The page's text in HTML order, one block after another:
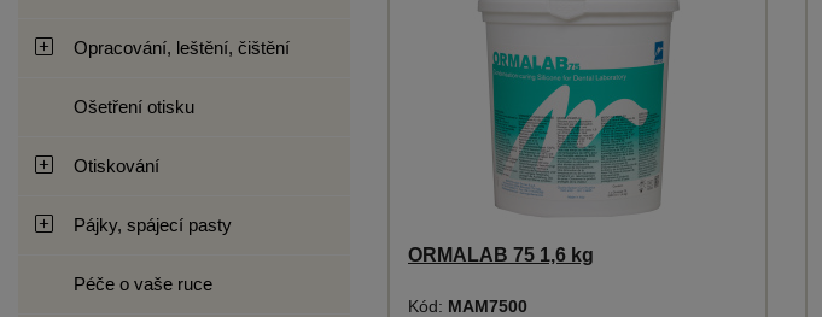
Opracování, leštění, čištění
Ošetření otisku
Otiskování
Pájky, spájecí pasty
Péče o vaše ruce
ORMALAB 75 1,6 kg
Kód: MAM7500